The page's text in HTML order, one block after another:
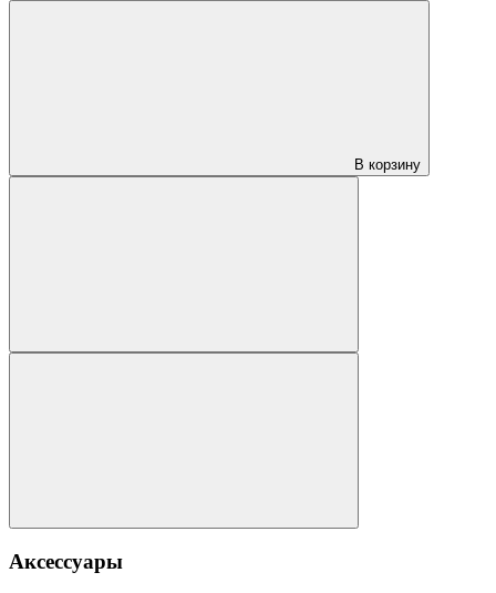
В корзину
Аксессуары